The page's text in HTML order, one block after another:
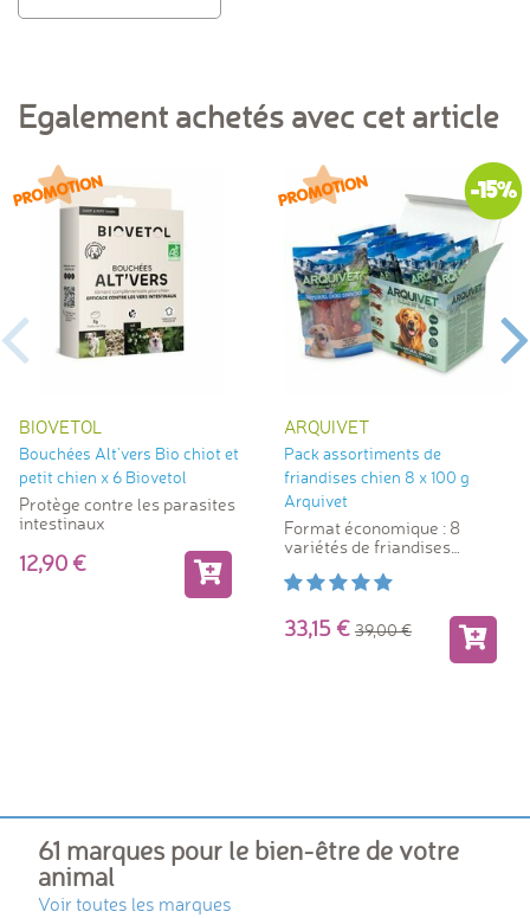
Egalement achetés avec cet article
BIOVETOL
Bouchées Alt'vers Bio chiot et
petit chien x 6 Biovetol
Protège contre les parasites
intestinaux
12,90
-15%
ARQUIVET
Pack assortiments de
friandises chien 8 x 100 g
Arquivet
Format économique : 8
variétés de friandises
33,15 39,00
61 marques pour le bien-être de votre
animal
Voir toutes les marques